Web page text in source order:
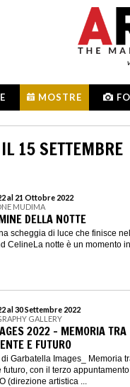
MOSTRE
15 SETTEMBRE
al 21 Ottobre 2022
MUDIMA
DELLA NOTTE
scheggia di luce che finisce
CelineLa notte è un momento
al 30 Settembre 2022
GALLERY
2022 - MEMORIA TRA
E FUTURO
Garbatella Images_ Memoria
futuro, con il terzo appuntamento
(direzione artistica ...